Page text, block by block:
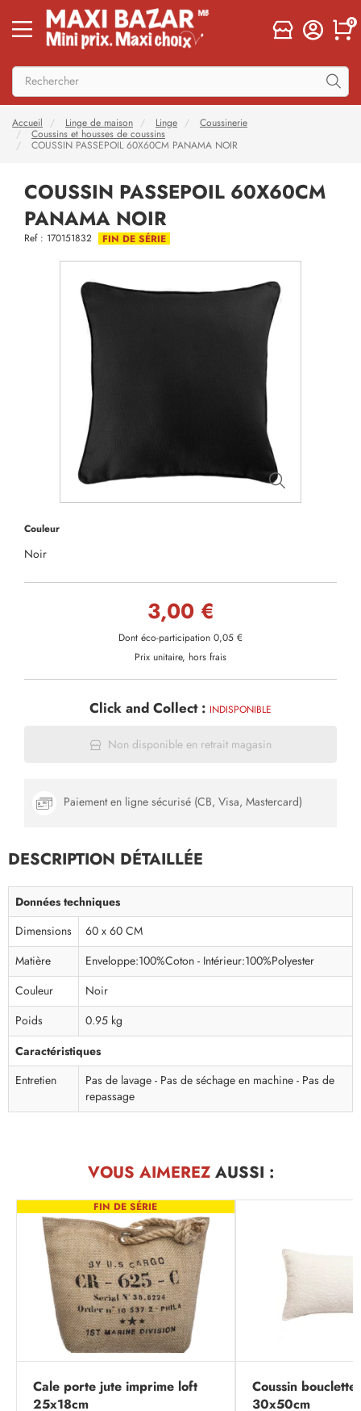
0
Accueil Linge de maison Linge
Coussinerie
Coussins et housses de coussins
COUSSIN PASSEPOIL 60X60CM PANAMA NOIR
COUSSIN PASSEPOIL 60X60CM
PANAMA NOIR
Ref : 170151832 FIN DE SÉRIE
Couleur
Noir
3,00 €
Dont éco-participation 0,05 €
Prix unitaire, hors frais
Click and Collect : INDISPONIBLE
Non disponible en retrait magasin
Paiement en ligne sécurisé (CB, Visa, Mastercard)
DESCRIPTION DÉTAILLÉE
Données techniques
Dimensions
60 x 60 CM
Matière
Enveloppe:100%Coton - Intérieur:100%Polyester
Couleur
Noir
Poids
0.95 kg
Caractéristiques
Entretien
Pas de lavage - Pas de séchage en machine - Pas de
repassage
VOUS AIMEREZAUSSI :
FIN DE SÉRIE
Cale porte jute imprime loft
25x18cm
Coussin
30x50cm